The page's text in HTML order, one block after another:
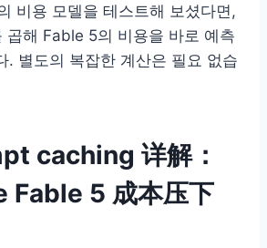
비용 모델을 테스트해 보셨다면,
곱해 Fable 5의 비용을 바로 예측
. 별도의 복잡한 계산은 필요 없습
caching 详解：
Fable 5 成本压下